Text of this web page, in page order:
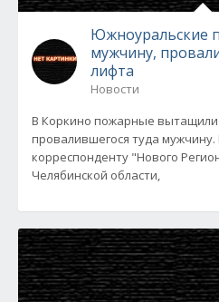
Южноуральские
мужчину,
лифта
Новости
В Коркино пожарные
провалившегося туда
корреспонденту "Нового
Челябинской области,